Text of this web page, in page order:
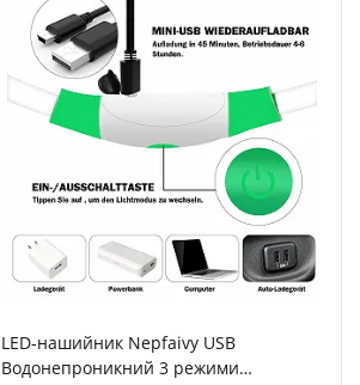
LED-нашийник Nepfaivy USB
Водонепроникний 3 режими